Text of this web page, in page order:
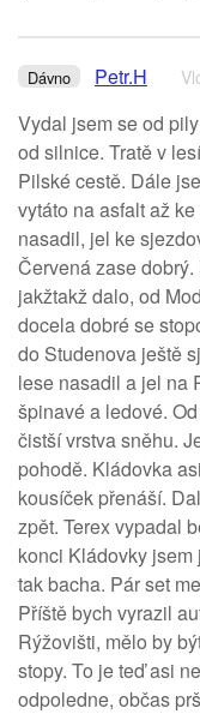
Dávno Petr.H
Vydal jsem se od
od silnice. Tratě v
Pilské cestě. Dále
vytáto na asfalt až
nasadil, jel ke
Červená zase
jakžtakž dalo, od
docela dobré se
do Studenova ještě
lese nasadil a jel na
špinavé a ledové.
čistší vrstva sněhu.
pohodě. Kládovka
kousíček přenáší.
zpět. Terex vypadal
konci Kládovky
tak bacha. Pár set
Příště bych vyrazil
Rýžovišti, mělo by
stopy. To je teď asi
odpoledne, občas